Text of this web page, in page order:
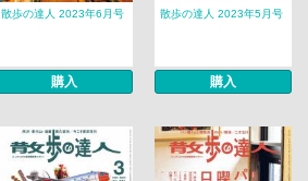
散歩の達人 2023年6月号
購入
散歩の達人 2023年5月号
購入